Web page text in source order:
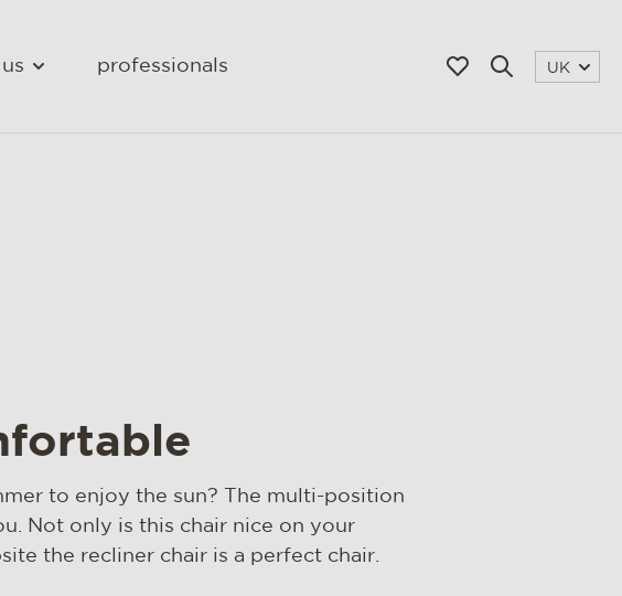
professionals UK
to enjoy the sun? The multi-position
Not only is this chair nice on your
the recliner chair is a perfect chair.